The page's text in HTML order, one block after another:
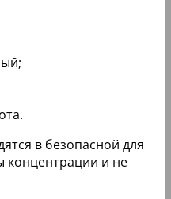
в безопасной для
концентрации и не